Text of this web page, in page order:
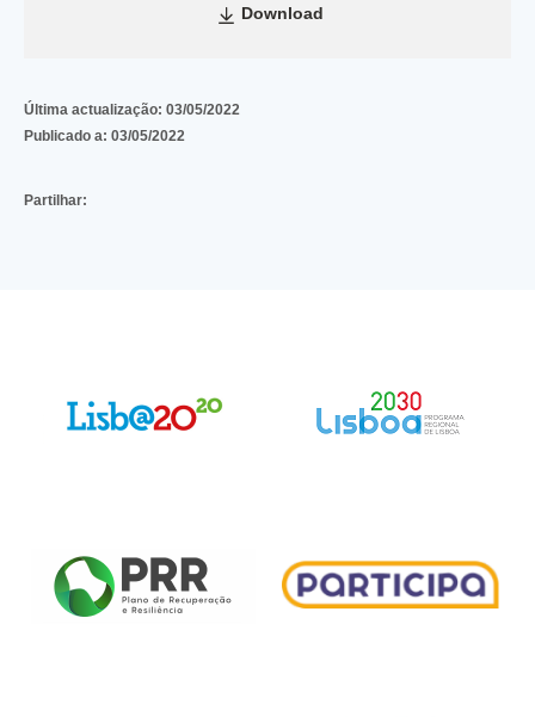
Download
Última actualização: 03/05/2022
Publicado a: 03/05/2022
Partilhar: